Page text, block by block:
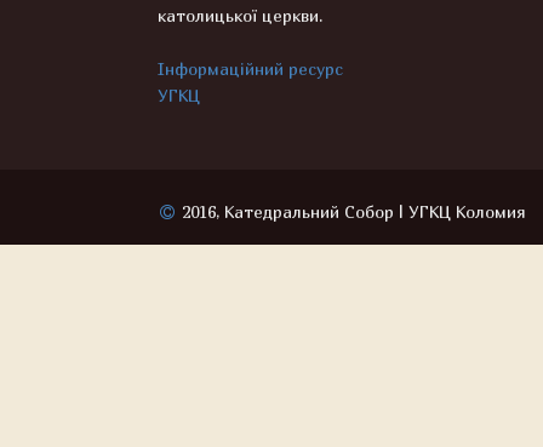
католицької церкви.
Інформаційний ресурс
УГКЦ
2016, Катедральний Собор | УГКЦ Коломия